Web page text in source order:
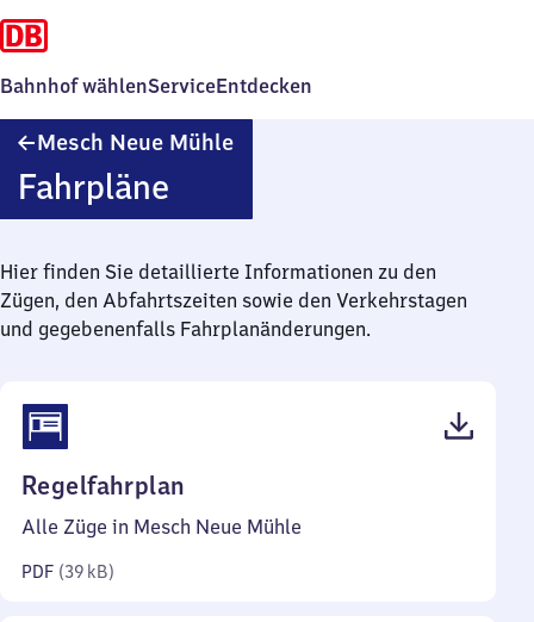
Bahnhof wählenServiceEntdecken
Mesch Neue Mühle
Fahrpläne
Hier finden Sie detaillierte Informationen zu den
Zügen, den Abfahrtszeiten sowie den Verkehrstagen
und gegebenenfalls Fahrplanänderungen.
Regelfahrplan
39
Alle Züge in Mesch Neue Mühle
PDF (39 kB)